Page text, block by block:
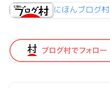
にほんブログ村